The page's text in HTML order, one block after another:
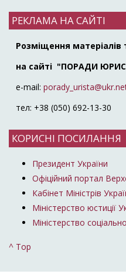
РЕКЛАМА НА САЙТІ
Розміщення матеріалів
на сайті "ПОРАДИ
e-mail:
тел: +38 (050) 692-13-30
КОРИСНІ ПОСИЛАННЯ
Президент України
Офіційний портал
Кабінет Міністрів
Міністерство юстиції
Міністерство
^ Top